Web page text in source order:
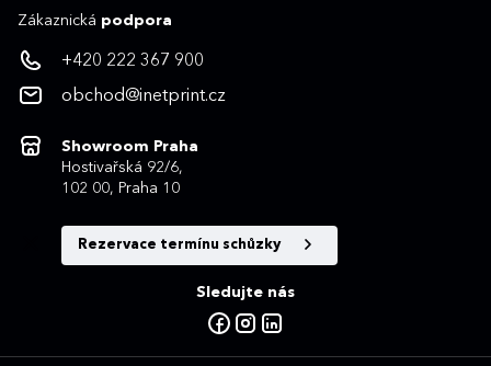
Zákaznická podpora
+420 222 367 900
obchod@inetprint.cz
Showroom Praha
Hostivařská 92/6,
102 00, Praha 10
Rezervace termínu schůzky
Sledujte nás